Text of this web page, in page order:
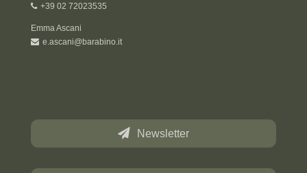
+39 02 72023535
Emma Ascani
e.ascani@barabino.it
Newsletter